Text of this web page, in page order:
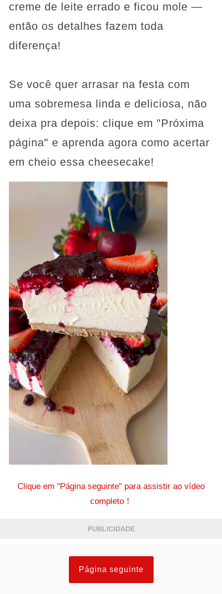
creme de leite errado e ficou mole —
então os detalhes fazem toda
diferença!
Se você quer arrasar na festa com
uma sobremesa linda e deliciosa, não
deixa pra depois: clique em "Próxima
página" e aprenda agora como acertar
em cheio essa cheesecake!
Clique em "Página seguinte" para assistir ao vídeo
completo！
PUBLICIDADE
Página seguinte